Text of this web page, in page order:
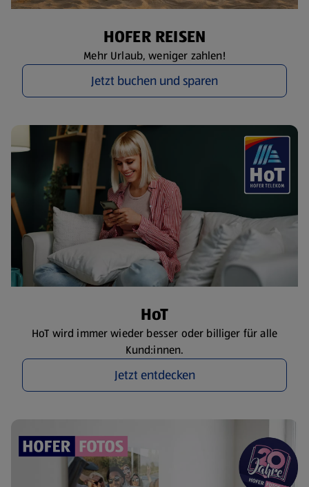
HOFER REISEN
Mehr Urlaub, weniger zahlen!
Jetzt buchen und sparen
HoT
HoT wird immer wieder besser oder billiger für alle
Kund:innen.
Jetzt entdecken